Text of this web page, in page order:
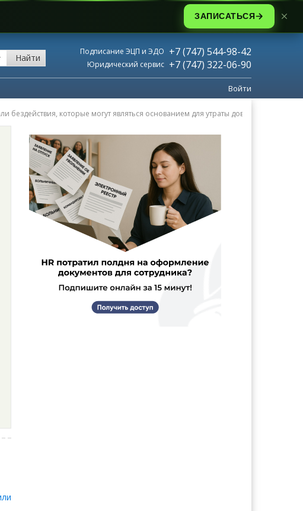
Найти
Подписание ЭЦП и ЭДО +7 (747) 544-98-42
Юридический сервис +7 (747) 322-06-90
Войти
которые могут являться основанием для утраты доверия
ЗАПИСАТЬСЯ